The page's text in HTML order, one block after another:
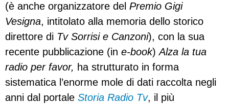
(è anche organizzatore del Premio Gigi
Vesigna, intitolato alla memoria dello storico
direttore di Tv Sorrisi e Canzoni), con la sua
recente pubblicazione (in e-book)Alza la tua
radio per favor, ha strutturato in forma
sistematica l’enorme mole di dati raccolta negli
anni dal portale Storia Radio Tv, il più